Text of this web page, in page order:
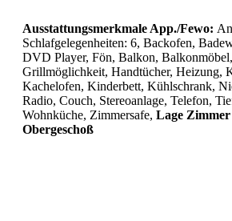
Ausstattungsmerkmale App./Fewo:
Schlafgelegenheiten: 6, Backofen,
DVD Player, Fön, Balkon,
Grillmöglichkeit, Handtücher, Heizung,
Kachelofen, Kinderbett, Kühlschrank,
Radio, Couch, Stereoanlage, Telefon,
Wohnküche, Zimmersafe, Lage Zimmer
Obergeschoß